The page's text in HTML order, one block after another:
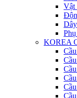
Vật
KOREA